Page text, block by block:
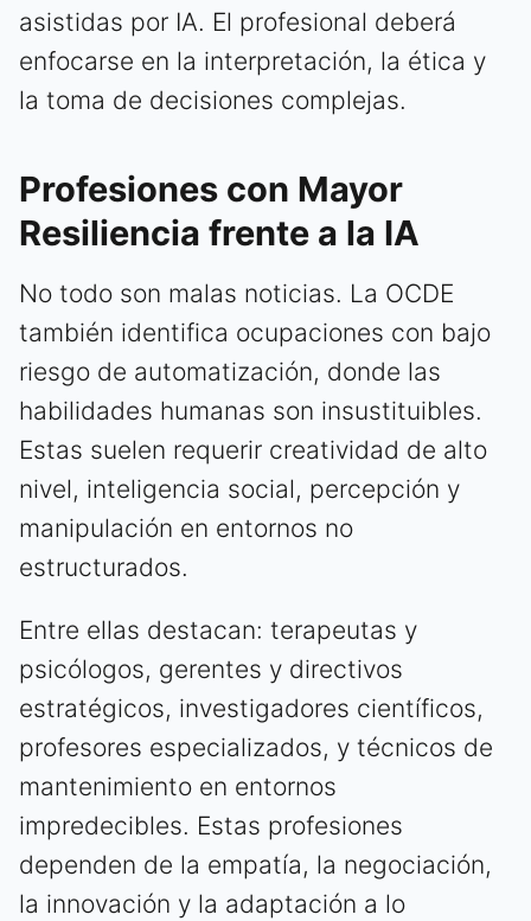
asistidas por IA. El profesional deberá
enfocarse en la interpretación, la ética y
la toma de decisiones complejas.
Profesiones con Mayor
Resiliencia frente a la IA
No todo son malas noticias. La OCDE
también identifica ocupaciones con bajo
riesgo de automatización, donde las
habilidades humanas son insustituibles.
Estas suelen requerir creatividad de alto
nivel, inteligencia social, percepción y
manipulación en entornos no
estructurados.
Entre ellas destacan: terapeutas y
psicólogos, gerentes y directivos
estratégicos, investigadores científicos,
profesores especializados, y técnicos de
mantenimiento en entornos
impredecibles. Estas profesiones
dependen de la empatía, la negociación,
la innovación y la adaptación a lo